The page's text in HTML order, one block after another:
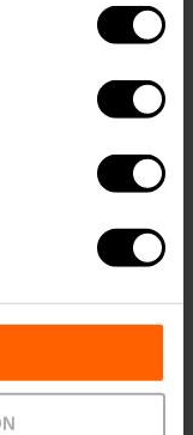
—18, 19, 31, 32,
y la 24, que